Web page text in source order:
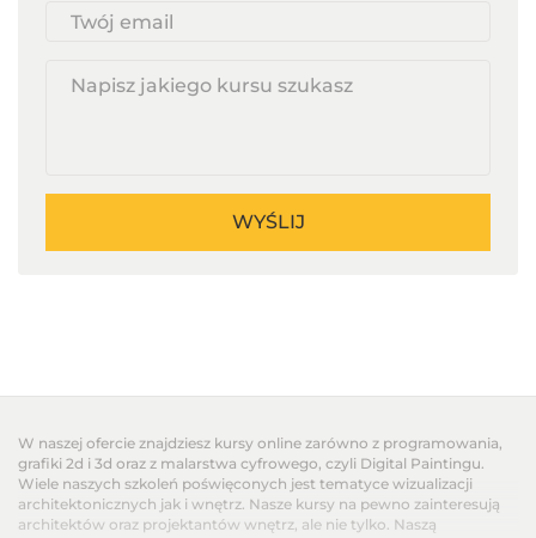
Twój
WYŚLIJ
W naszej ofercie znajdziesz kursy online zarówno z programowania,
grafiki 2d i 3d oraz z malarstwa cyfrowego, czyli Digital Paintingu.
Wiele naszych szkoleń poświęconych jest tematyce wizualizacji
architektonicznych jak i wnętrz. Nasze kursy na pewno zainteresują
architektów oraz projektantów wnętrz, ale nie tylko. Naszą